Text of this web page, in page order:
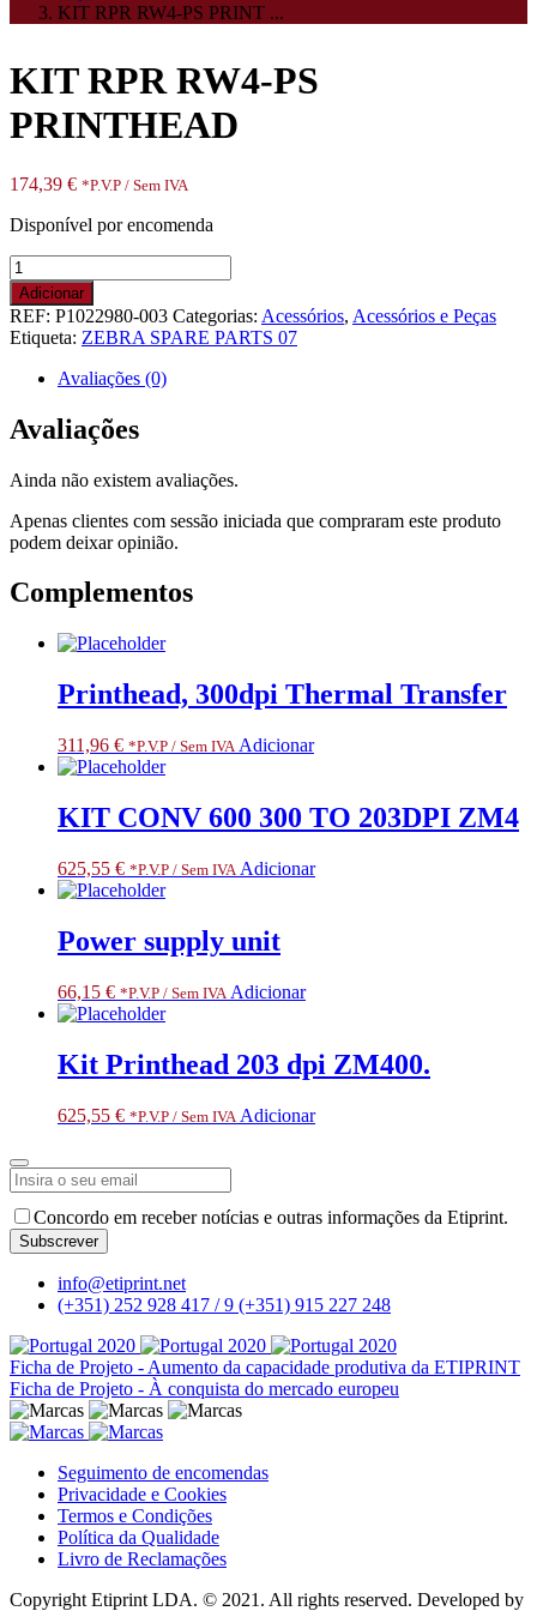
KIT RPR RW4-PS PRINT ...
KIT RPR RW4-PS
PRINTHEAD
174,39 € *P.V.P / Sem IVA
Disponível por encomenda
Quantidade
de
KIT
RPR
RW4-
PRINTHEAD
Adicionar
REF: P1022980-003 Categorias: Acessórios, Acessórios e Peças
Etiqueta: ZEBRA SPARE PARTS 07
Avaliações (0)
Avaliações
Ainda não existem avaliações.
Apenas clientes com sessão iniciada que compraram este produto
podem deixar opinião.
Complementos
Printhead, 300dpi Thermal Transfer
311,96 € *P.V.P / Sem IVA Adicionar
KIT CONV 600 300 TO 203DPI ZM4
625,55 € *P.V.P / Sem IVA Adicionar
Power supply unit
66,15 € *P.V.P / Sem IVA Adicionar
Kit Printhead 203 dpi ZM400.
625,55 € *P.V.P / Sem IVA Adicionar
Concordo em receber notícias e outras informações da Etiprint.
Subscrever
Name
*
info@etiprint.net
(+351) 252 928 417 / 9 (+351) 915 227 248
Ficha de Projeto - Aumento da capacidade produtiva da ETIPRINT
Ficha de Projeto - À conquista do mercado europeu
Seguimento de encomendas
Privacidade e Cookies
Termos e Condições
Política da Qualidade
Livro de Reclamações
Copyright Etiprint LDA. © 2021. All rights reserved. Developed by